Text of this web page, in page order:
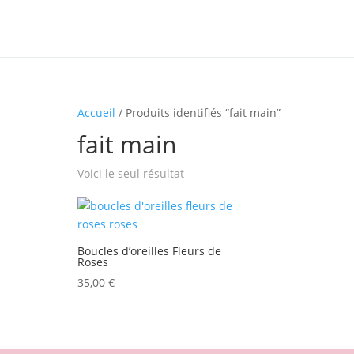
Accueil / Produits identifiés “fait main”
fait main
Voici le seul résultat
Boucles d’oreilles Fleurs de
Roses
35,00 €